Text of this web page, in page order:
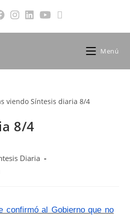
Menú
8/4
Diaria
confirmó al Gobierno que no